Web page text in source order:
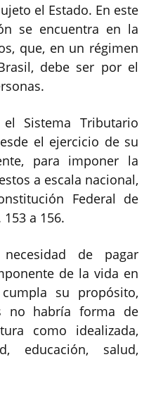
el Estado. En este
se encuentra en la
que, en un régimen
debe ser por el
Sistema Tributario
el ejercicio de su
para imponer la
a escala nacional,
Federal de
a 156.
de pagar
de la vida en
su propósito,
no habría forma de
como idealizada,
educación, salud,